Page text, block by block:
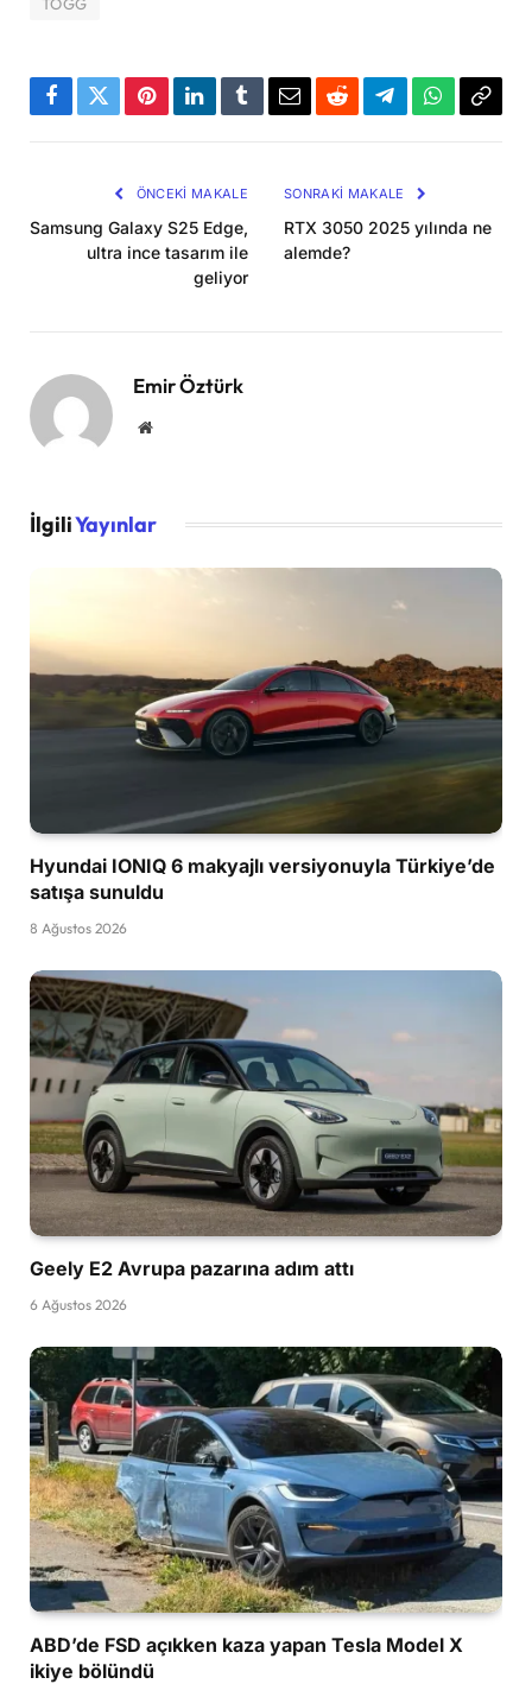
Facebook
TwitterPinterestLinkedInTumblrEmailRedditTelegramWhatsApp
ÖNCEKI MAKALE
Samsung Galaxy S25 Edge,
ultra ince tasarım ile
geliyor
SONRAKI MAKALE
RTX 3050 2025 yılında ne
alemde?
Emir Öztürk
Website
İlgiliYayınlar
Hyundai IONIQ 6 makyajlı versiyonuyla Türkiye’de
satışa sunuldu
8 Ağustos 2026
Geely E2 Avrupa pazarına adım attı
6 Ağustos 2026
ABD’de FSD açıkken kaza yapan Tesla Model X
ikiye bölündü